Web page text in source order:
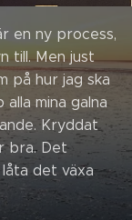
en ny process,
till. Men just
på hur jag ska
mina galna
Kryddat
bra. Det
det växa